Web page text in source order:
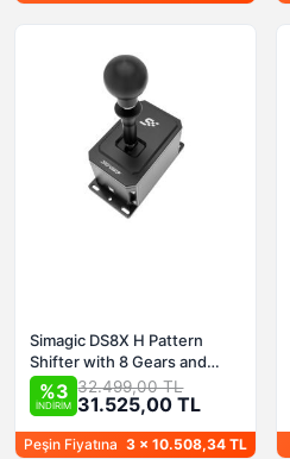
Simagic DS8X H Pattern
Shifter with 8 Gears and
Sequential Gears DS-8X
%3
İNDİRİM
32.499,00 TL
31.525,00 TL
Peşin Fiyatına 3 x 10.508,34 TL